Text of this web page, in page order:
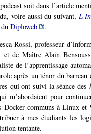
soit dans l’article
voire aussi du suivant,
Diploweb
.
Rossi, professeur
et de Maître Alain
de l’apprentissage
après un ténor du
qui ont suivi la séance des
m’abordaient pour
Docker communs à Linux
à mes étudiants les
tentante.